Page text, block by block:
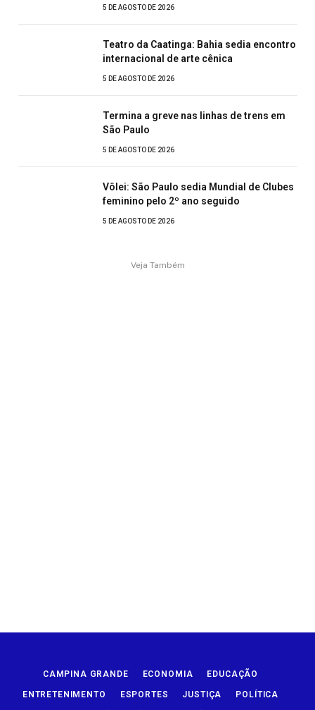
5 DE AGOSTO DE 2026
Teatro da Caatinga: Bahia sedia encontro
internacional de arte cênica
5 DE AGOSTO DE 2026
Termina a greve nas linhas de trens em
São Paulo
5 DE AGOSTO DE 2026
Vôlei: São Paulo sedia Mundial de Clubes
feminino pelo 2º ano seguido
5 DE AGOSTO DE 2026
Veja Também
CAMPINA GRANDE ECONOMIA EDUCAÇÃO
ENTRETENIMENTO ESPORTES JUSTIÇA POLÍTICA